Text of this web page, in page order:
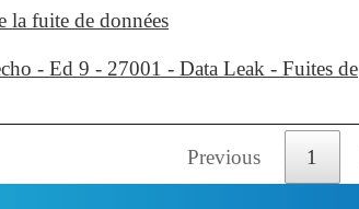
la fuite de données
- Ed 9 - 27001 - Data Leak - Fuites de
Previous 1